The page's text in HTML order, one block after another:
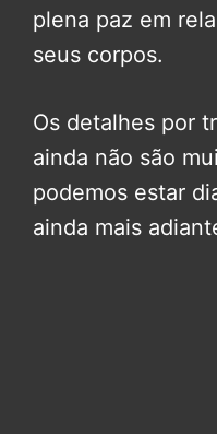
plena paz em
seus corpos.
Os detalhes por
ainda não são
podemos estar
ainda mais